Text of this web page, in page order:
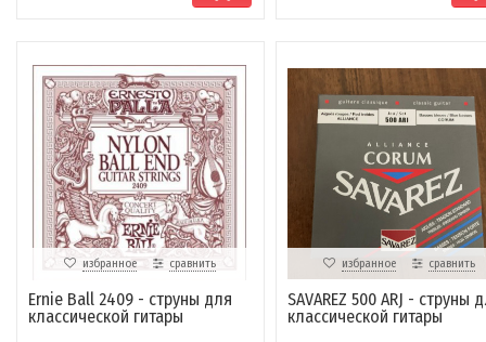
избранное сравнить
Ernie Ball 2409 - струны для
классической гитары
избранное сравнить
SAVAREZ 500 ARJ - струны
классической гитары